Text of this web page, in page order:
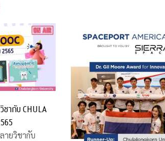
ชากับ CHULA
ายวิชากับ